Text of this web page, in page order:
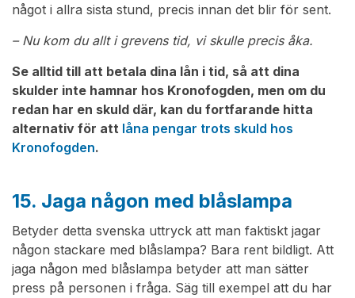
något i allra sista stund, precis innan det blir för sent.
– Nu kom du allt i grevens tid, vi skulle precis åka.
Se alltid till att betala dina lån i tid, så att dina
skulder inte hamnar hos Kronofogden, men om du
redan har en skuld där, kan du fortfarande hitta
alternativ för att låna pengar trots skuld hos
Kronofogden.
15. Jaga någon med blåslampa
Betyder detta svenska uttryck att man faktiskt jagar
någon stackare med blåslampa? Bara rent bildligt. Att
jaga någon med blåslampa betyder att man sätter
press på personen i fråga. Säg till exempel att du har